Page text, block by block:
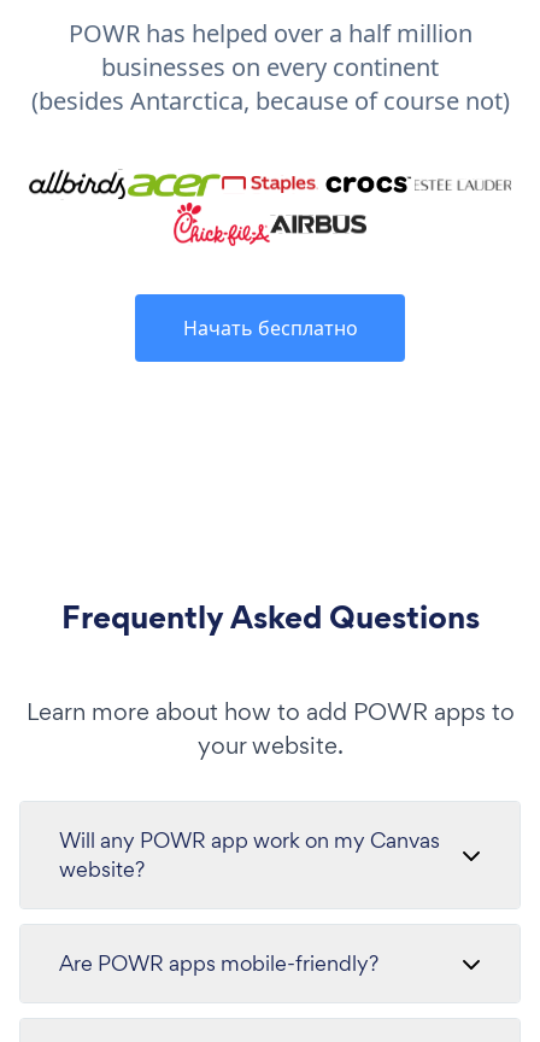
POWR has helped over a half million
businesses on every continent
(besides Antarctica, because of course not)
Начать бесплатно
Frequently Asked Questions
Learn more about how to add POWR apps to
your website.
Will any POWR app work on my Canvas
website?
Are POWR apps mobile-friendly?